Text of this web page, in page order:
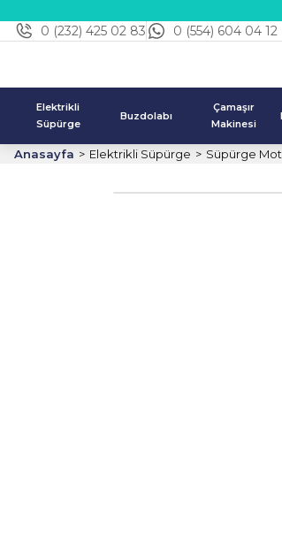
0 (232) 425 02 83 0 (554) 604 04 12
Elektrikli
Süpürge
Buzdolabı
Çamaşır
Makinesi
Anasayfa Elektrikli Süpürge Süpürge